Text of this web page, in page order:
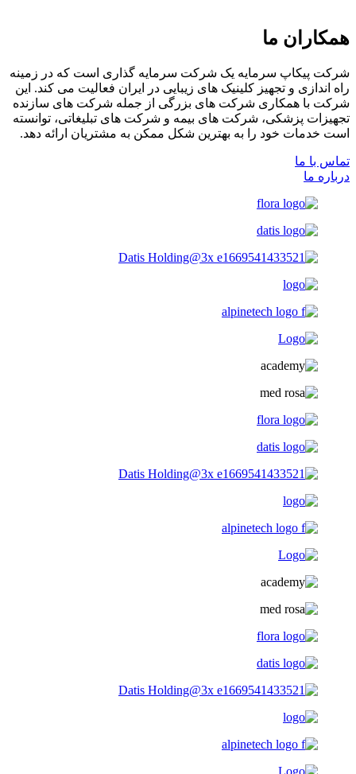
همکاران ما
شرکت پیکاپ سرمایه یک شرکت سرمایه گذاری است که در زمینه
راه اندازی و تجهیز کلینیک های زیبایی در ایران فعالیت می کند. این
شرکت با همکاری شرکت های بزرگی از جمله شرکت های سازنده
تجهیزات پزشکی، شرکت های بیمه و شرکت های تبلیغاتی، توانسته
است خدمات خود را به بهترین شکل ممکن به مشتریان ارائه دهد.
تماس با ما
درباره ما